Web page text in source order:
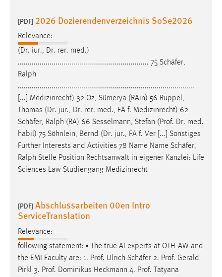
[PDF] 2026 Dozierendenverzeichnis SoSe2026
Relevance:
(Dr. iur., Dr. rer. med.)
.................................................................. 75 Schäfer,
Ralph
.........................................................................................
[...] Medizinrecht) 32 Öz, Sümerya (RAin) 56 Ruppel,
Thomas (Dr. jur., Dr. rer. med., FA f. Medizinrecht) 62
Schäfer, Ralph (RA) 66 Sesselmann, Stefan (Prof. Dr. med.
habil) 75 Söhnlein, Bernd (Dr. jur., FA f. Ver [...] Sonstiges
Further Interests and Activities 78 Name Name Schäfer,
Ralph Stelle Position Rechtsanwalt in eigener Kanzlei: Life
Sciences Law Studiengang Medizinrecht
[PDF] Abschlussarbeiten 00en Intro
ServiceTranslation
Relevance:
following statement: ▪ The true AI experts at OTH-AW and
the EMI Faculty are: 1. Prof. Ulrich Schäfer 2. Prof. Gerald
Pirkl 3. Prof. Dominikus Heckmann 4. Prof. Tatyana